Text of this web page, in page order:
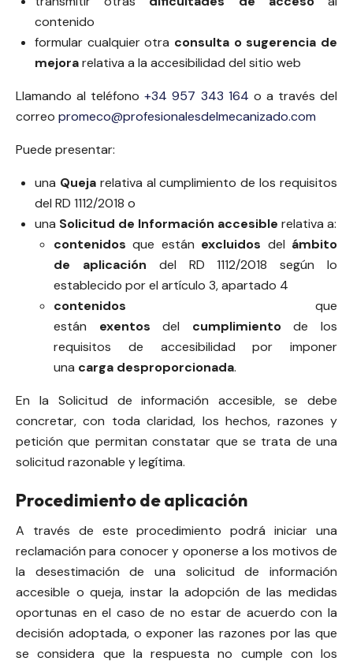
contenido
formular cualquier otra consulta o sugerencia de
mejorarelativa a la accesibilidad del sitio web
Llamando al teléfono+34 957 343 164 o a través del
correo promeco@profesionalesdelmecanizado.com
Puede presentar:
una Quejarelativa al cumplimiento de los requisitos
del RD 1112/2018 o
una Solicitud de Información accesible relativa a:
contenidos que están excluidos del ámbito
de aplicación del RD 1112/2018 según lo
establecido por el artículo 3, apartado 4
contenidos que
están exentos del cumplimientode los
requisitos de accesibilidad por imponer
una carga desproporcionada.
En la Solicitud de información accesible, se debe
concretar, con toda claridad, los hechos, razones y
petición que permitan constatar que se trata de una
solicitud razonable y legítima.
Procedimiento de aplicación
A través de este procedimiento podrá iniciar una
reclamación para conocer y oponerse a los motivos de
la desestimación de una solicitud de información
accesible o queja, instar la adopción de las medidas
oportunas en el caso de no estar de acuerdo con la
decisión adoptada, o exponer las razones por las que
se considera que la respuesta no cumple con los